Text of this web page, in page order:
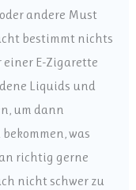
andere Must
bestimmt nichts
einer E-Zigarette
Liquids und
um dann
was
richtig gerne
nicht schwer zu